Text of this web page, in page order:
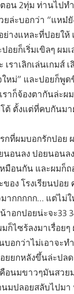
อน 2ทุ่ม ท่านไปท
ล่ะบอกว่า “แหม๋ยั
ย่างแหละที่ปอยให้
อยก็เริ่มเขิลๆ ผมเ
ราเลิกเล่นเกมส์
ใหม่” และปอยก็พู
ราก็จ้องตากันล่ะผ
ต้ ตั้งแต่ที่คบกันมา
กที่ผมบอกรักปอย
นอนลง ปอยนอนล
มือนกัน และผมก็ถ
อง โรงเรียนปอย
ากกกกก… แต่ไม่
าอกปอยน่ะจะ33
ก็ไซร้ลงมาเรื่อย
อกว่าไม่เอาจะท
ยยกหลังขึ้นล่ะปลด
อนมขาวๆมันสวย
มปลอยสลับไปมา